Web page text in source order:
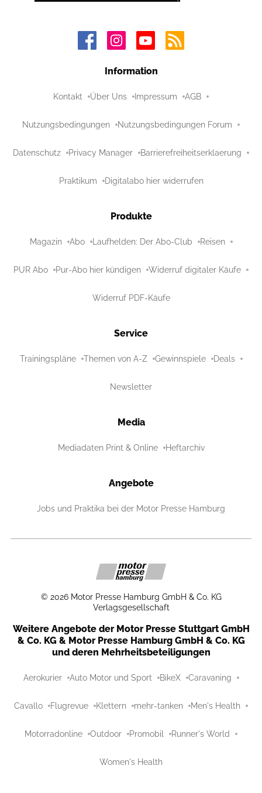
Information
Kontakt Über Uns Impressum AGB
Nutzungsbedingungen Nutzungsbedingungen Forum
Datenschutz Privacy Manager Barrierefreiheitserklaerung
Praktikum Digitalabo hier widerrufen
Produkte
Magazin Abo Laufhelden: Der Abo-Club Reisen
PUR Abo Pur-Abo hier kündigen Widerruf digitaler Käufe
Widerruf PDF-Käufe
Service
Trainingspläne Themen von A-Z Gewinnspiele Deals
Newsletter
Media
Mediadaten Print & Online Heftarchiv
Angebote
Jobs und Praktika bei der Motor Presse Hamburg
© 2026 Motor Presse Hamburg GmbH & Co. KG
Verlagsgesellschaft
Weitere Angebote der Motor Presse Stuttgart GmbH
& Co. KG & Motor Presse Hamburg GmbH & Co. KG
und deren Mehrheitsbeteiligungen
Aerokurier Auto Motor und Sport BikeX Caravaning
Cavallo Flugrevue Klettern mehr-tanken Men's Health
Motorradonline Outdoor Promobil Runner's World
Women's Health